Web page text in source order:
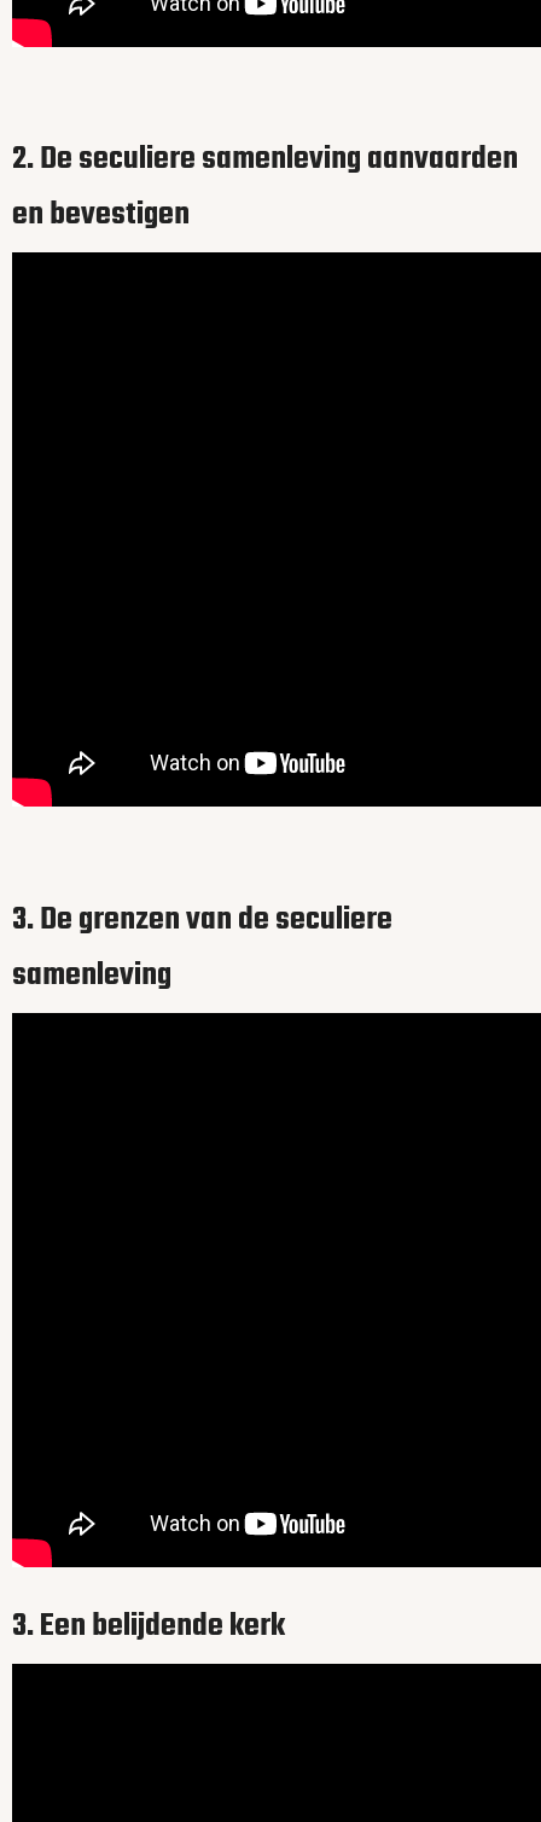
2. De seculiere samenleving aanvaarden
en bevestigen
3. De grenzen van de seculiere
samenleving
3. Een belijdende kerk